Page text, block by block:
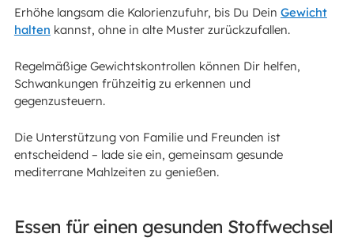
Erhöhe langsam die Kalorienzufuhr, bis Du Dein Gewicht
halten kannst, ohne in alte Muster zurückzufallen.
Regelmäßige Gewichtskontrollen können Dir helfen,
Schwankungen frühzeitig zu erkennen und
gegenzusteuern.
Die Unterstützung von Familie und Freunden ist
entscheidend – lade sie ein, gemeinsam gesunde
mediterrane Mahlzeiten zu genießen.
Essen für einen gesunden Stoffwechsel